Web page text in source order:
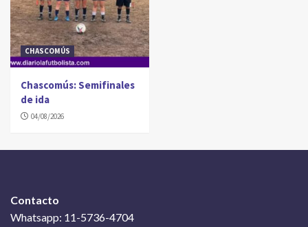
CHASCOMÚS
Chascomús: Semifinales
de ida
04/08/2026
Contacto
Whatsapp: 11-5736-4704